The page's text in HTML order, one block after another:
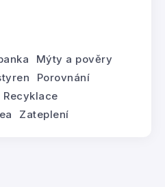
Mýty a pověry
Porovnání
Recyklace
Zateplení